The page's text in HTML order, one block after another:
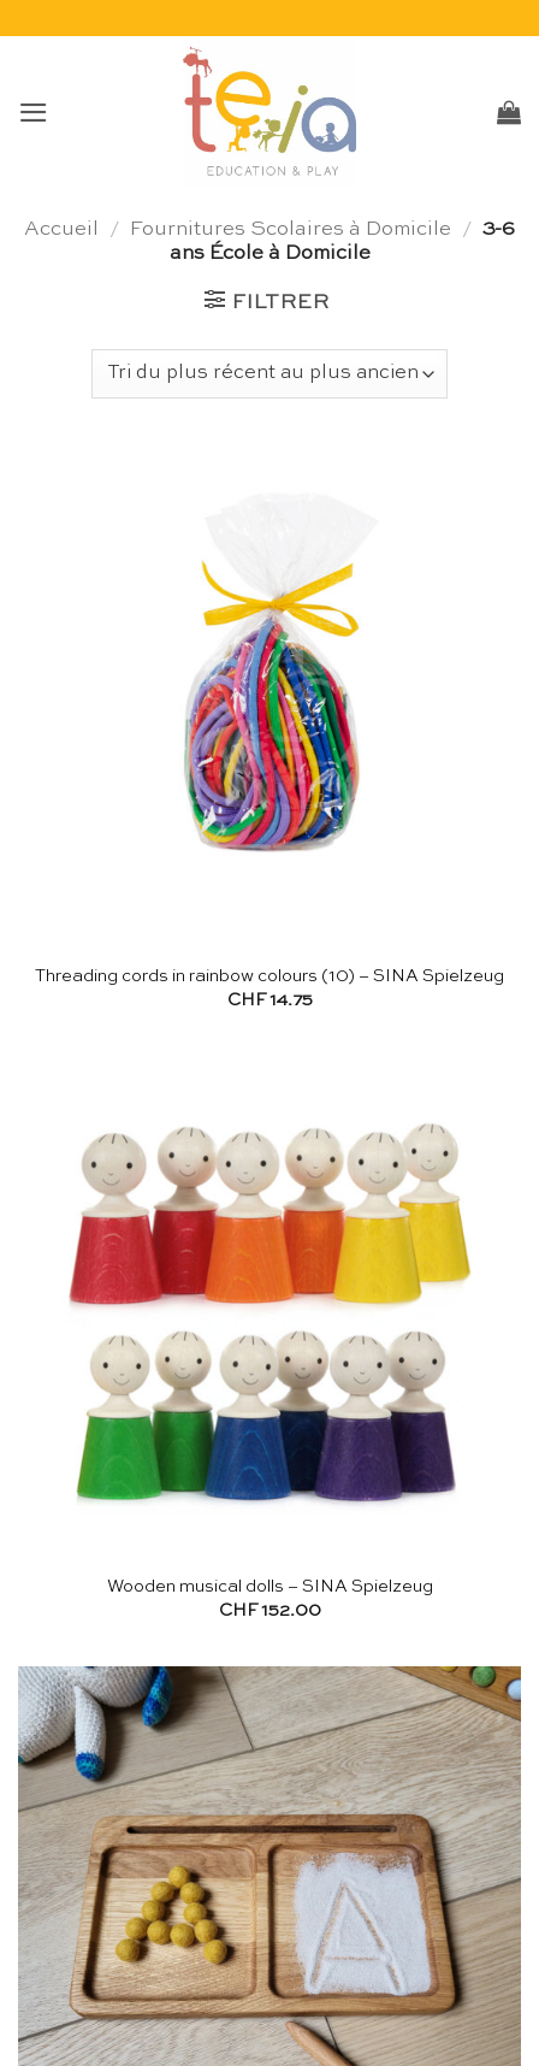
Accueil / Fournitures Scolaires à Domicile / 3-6
ans École à Domicile
FILTRER
Threading cords in rainbow colours (10) – SINA Spielzeug
CHF14.75
Wooden musical dolls – SINA Spielzeug
CHF152.00